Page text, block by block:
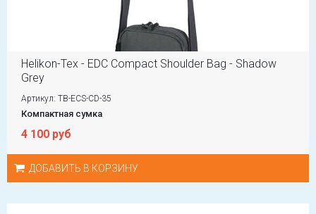
Helikon-Tex - EDC Compact Shoulder Bag - Shadow
Grey
Артикул: TB-ECS-CD-35
Компактная сумка
4 100 руб
ДОБАВИТЬ В КОРЗИНУ